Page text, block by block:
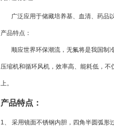
广泛应用于储藏培养基、血清、药品
产品特点：
顺应世界环保潮流，无氟将是我国制
压缩机和循环风机，效率高、能耗低，
上。
产品特点：
1、 采用镜面不锈钢内胆，四角半圆弧形